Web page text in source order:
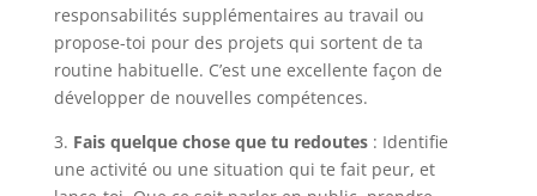
responsabilités supplémentaires au travail ou
propose-toi pour des projets qui sortent de ta
routine habituelle. C’est une excellente façon de
développer de nouvelles compétences.
3. Fais quelque chose que tu redoutes: Identifie
une activité ou une situation qui te fait peur, et